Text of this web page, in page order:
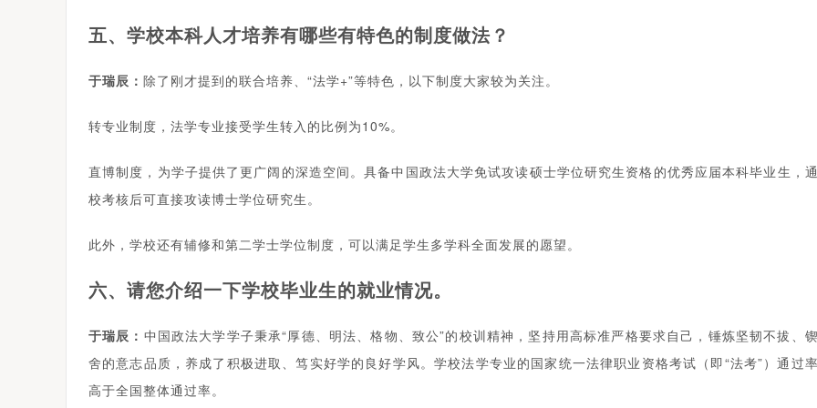
五、学校本科人才培养有哪些有特色的制度做法？
于瑞辰： 除了刚才提到的联合培养、“法学+”等特色，以下制度大家较为关注。
转专业制度，法学专业接受学生转入的比例为10%。
直博制度，为学子提供了更广阔的深造空间。具备中国政法大学免试攻读硕士学位研究生资格的优秀应届本科毕业生，
校考核后可直接攻读博士学位研究生。
此外，学校还有辅修和第二学士学位制度，可以满足学生多学科全面发展的愿望。
六、请您介绍一下学校毕业生的就业情况。
于瑞辰： 中国政法大学学子秉承“厚德、明法、格物、致公”的校训精神，坚持用高标准严格要求自己，锤炼坚韧不拔、
舍的意志品质，养成了积极进取、笃实好学的良好学风。学校法学专业的国家统一法律职业资格考试（即“法考”）通过
高于全国整体通过率。